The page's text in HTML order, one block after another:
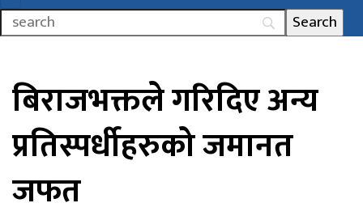
बिराजभक्तले गरिदिए अन्य
प्रतिस्पर्धीहरुको जमानत
जफत